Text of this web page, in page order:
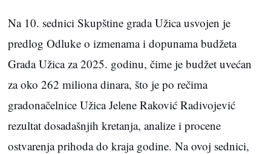
Na 10. sednici Skupštine grada Užica usvojen je
predlog Odluke o izmenama i dopunama budžeta
Grada Užica za 2025. godinu, čime je budžet uvećan
za oko 262 miliona dinara, što je po rečima
gradonačelnice Užica Jelene Raković Radivojević
rezultat dosadašnjih kretanja, analize i procene
ostvarenja prihoda do kraja godine. Na ovoj sednici,